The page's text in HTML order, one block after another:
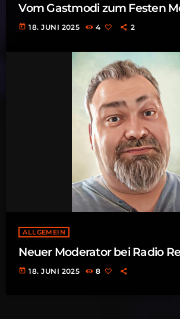
Vom Gastmodi zum Festen
today 18. JUNI 2025 4 2
ALLGEMEIN
Neuer Moderator bei Radio
today 18. JUNI 2025 8